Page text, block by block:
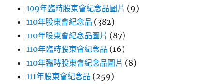
109年臨時股東會紀念品圖片 (9)
110年股東會紀念品 (382)
110年股東會紀念品圖片 (87)
110年臨時股東會紀念品 (16)
110年臨時股東會紀念品圖片 (8)
111年股東會紀念品 (259)